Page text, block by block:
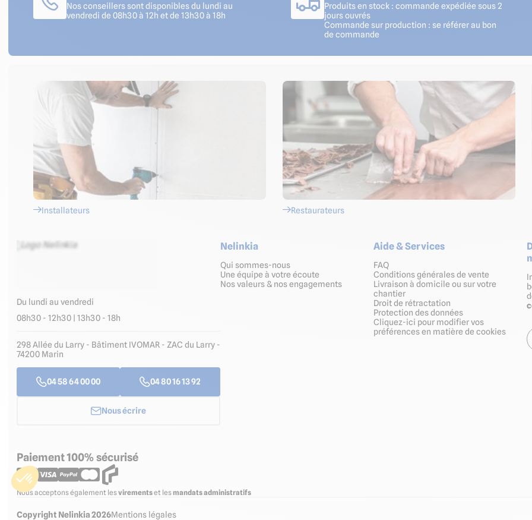
Nos conseillers sont disponibles du lundi au
vendredi de 08h30 à 12h et de 13h30 à 18h
Produits en stock : commande expédiée sous 2
jours ouvrés
Commande sur production : se référer au bon
de commande
Installateurs Restaurateurs
Du lundi au vendredi
08h30 - 12h30 | 13h30 - 18h
298 Allée du Larry - Bâtiment IVOMAR - ZAC du Larry -
74200 Marin
04 58 64 00 00 04 80 16 13 92
Nous écrire
Nelinkia
Qui sommes-nous
Une équipe à votre écoute
Nos valeurs & nos engagements
Aide & Services
FAQ
Conditions générales de vente
Livraison à domicile ou sur votre
chantier
Droit de rétractation
Protection des données
Cliquez-ici pour modifier vos
préférences en matière de cookies
Paiement 100% sécurisé
Nous acceptons également lesvirementset les mandats administratifs
Copyright Nelinkia 2026Mentions légales